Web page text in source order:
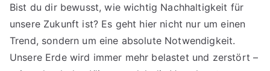
Bist du dir bewusst, wie wichtig Nachhaltigkeit für
unsere Zukunft ist? Es geht hier nicht nur um einen
Trend, sondern um eine absolute Notwendigkeit.
Unsere Erde wird immer mehr belastet und zerstört –